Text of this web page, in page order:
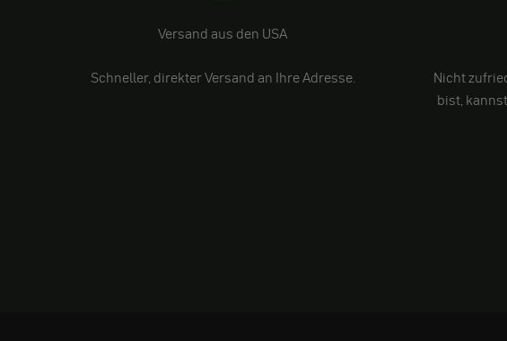
Versand aus den USA
Schneller, direkter Versand an Ihre Adresse.
Nicht
bist,